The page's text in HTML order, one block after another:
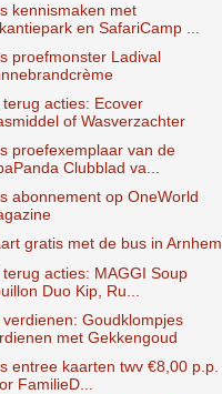
kennismaken met
en SafariCamp ...
proefmonster Ladival
terug acties: Ecover
of Wasverzachter
proefexemplaar van de
Clubblad va...
abonnement op OneWorld
gratis met de bus in Arnhem
terug acties: MAGGI Soup
Duo Kip, Ru...
verdienen: Goudklompjes
met Gekkengoud
entree kaarten twv €8,00 p.p.
FamilieD...